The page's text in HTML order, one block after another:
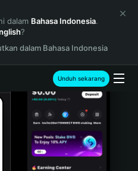
dalam Bahasa Indonesia.
?
dalam Bahasa Indonesia
Unduh sekarang